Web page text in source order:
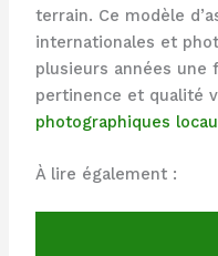
terrain. Ce modèle
internationales et
plusieurs années une
pertinence et qualité
photographiques
À lire également :